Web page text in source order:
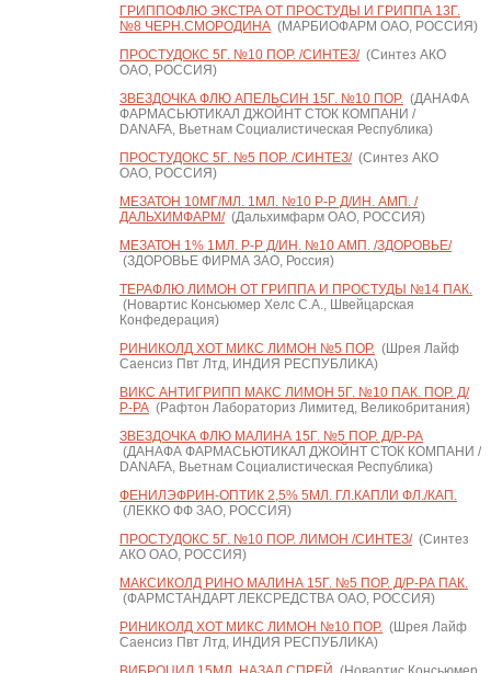
ГРИППОФЛЮ ЭКСТРА ОТ ПРОСТУДЫ И ГРИППА 13Г.
№8 ЧЕРН.СМОРОДИНА(МАРБИОФАРМ ОАО, РОССИЯ)
ПРОСТУДОКС 5Г. №10 ПОР. /СИНТЕЗ/(Синтез АКО
ОАО, РОССИЯ)
ЗВЕЗДОЧКА ФЛЮ АПЕЛЬСИН 15Г. №10 ПОР.(ДАНАФА
ФАРМАСЬЮТИКАЛ ДЖОЙНТ СТОК КОМПАНИ /
DANAFA, Вьетнам Социалистическая Республика)
ПРОСТУДОКС 5Г. №5 ПОР. /СИНТЕЗ/(Синтез АКО
ОАО, РОССИЯ)
МЕЗАТОН 10МГ/МЛ. 1МЛ. №10 Р-Р Д/ИН. АМП. /
ДАЛЬХИМФАРМ/(Дальхимфарм ОАО, РОССИЯ)
МЕЗАТОН 1% 1МЛ. Р-Р Д/ИН. №10 АМП. /ЗДОРОВЬЕ/
(ЗДОРОВЬЕ ФИРМА ЗАО, Россия)
ТЕРАФЛЮ ЛИМОН ОТ ГРИППА И ПРОСТУДЫ №14 ПАК.
(Новартис Консьюмер Хелс С.А., Швейцарская
Конфедерация)
РИНИКОЛД ХОТ МИКС ЛИМОН №5 ПОР.(Шрея Лайф
Саенсиз Пвт Лтд, ИНДИЯ РЕСПУБЛИКА)
ВИКС АНТИГРИПП МАКС ЛИМОН 5Г. №10 ПАК. ПОР. Д/
Р-РА(Рафтон Лабораториз Лимитед, Великобритания)
ЗВЕЗДОЧКА ФЛЮ МАЛИНА 15Г. №5 ПОР. Д/Р-РА
(ДАНАФА ФАРМАСЬЮТИКАЛ ДЖОЙНТ СТОК КОМПАНИ /
DANAFA, Вьетнам Социалистическая Республика)
ФЕНИЛЭФРИН-ОПТИК 2,5% 5МЛ. ГЛ.КАПЛИ ФЛ./КАП.
(ЛЕККО ФФ ЗАО, РОССИЯ)
ПРОСТУДОКС 5Г. №10 ПОР. ЛИМОН /СИНТЕЗ/(Синтез
АКО ОАО, РОССИЯ)
МАКСИКОЛД РИНО МАЛИНА 15Г. №5 ПОР. Д/Р-РА ПАК.
(ФАРМСТАНДАРТ ЛЕКСРЕДСТВА ОАО, РОССИЯ)
РИНИКОЛД ХОТ МИКС ЛИМОН №10 ПОР.(Шрея Лайф
Саенсиз Пвт Лтд, ИНДИЯ РЕСПУБЛИКА)